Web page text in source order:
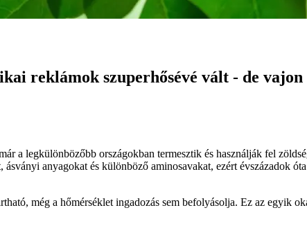
reklámok szuperhősévé vált - de
a legkülönbözőbb országokban termesztik és használják fel
anyagokat és különböző aminosavakat, ezért évszázadok
még a hőmérséklet ingadozás sem befolyásolja. Ez az egyik